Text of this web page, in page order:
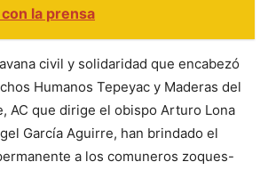
la prensa
civil y solidaridad que encabezó
Humanos Tepeyac y Maderas del
AC que dirige el obispo Arturo Lona
García Aguirre, han brindado el
a los comuneros zoques-